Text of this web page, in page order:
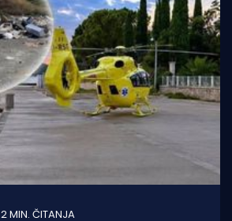
2 MIN. ČITANJA